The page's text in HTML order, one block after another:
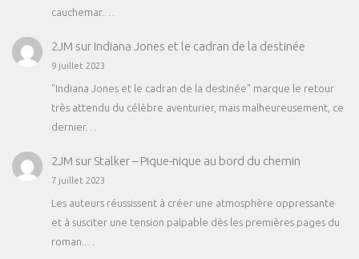
cauchemar.…
2JM sur Indiana Jones et le cadran de la destinée
9 juillet 2023
"Indiana Jones et le cadran de la destinée" marque le retour
très attendu du célèbre aventurier, mais malheureusement, ce
dernier…
2JM sur Stalker – Pique-nique au bord du chemin
7 juillet 2023
Les auteurs réussissent à créer une atmosphère oppressante
et à susciter une tension palpable dès les premières pages du
roman.…